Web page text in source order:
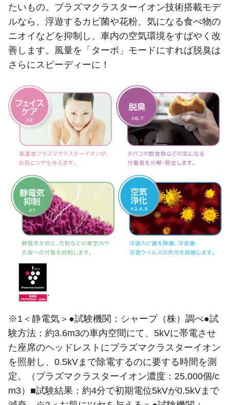
たいもの。プラズマクラスターイオン技術搭載モデ
ルなら、浮遊するカビ菌や花粉、気になる食べ物の
ニオイなどを抑制し、車内の空気環境をすばやく改
善します。風量を「ターボ」モードにすれば脱臭は
さらにスピーディーに！
※1＜静電気＞●試験機関：シャープ（株）調べ●試
験方法：約3.6m3の車内空間にて、5kVに帯電させ
た座席のヘッドレストにプラズマクラスターイオン
を照射し、0.5kVまで除電するのに要する時間を測
定。（プラズマクラスターイオン濃度：25,000個/c
m3）■試験結果：約4分で初期電位5kVが0.5kVまで